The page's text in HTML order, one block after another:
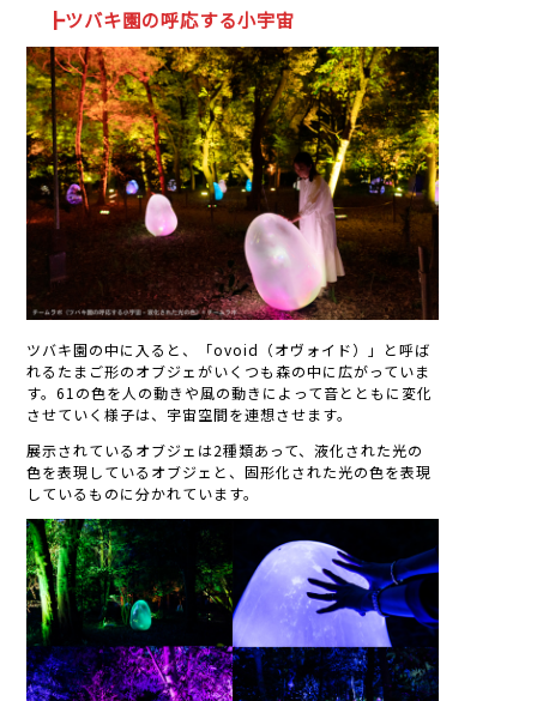
┣ツバキ園の呼応する小宇宙
ツバキ園の中に入ると、「ovoid（オヴォイド）」と呼ば
れるたまご形のオブジェがいくつも森の中に広がっていま
す。61の色を人の動きや風の動きによって音とともに変化
させていく様子は、宇宙空間を連想させます。
展示されているオブジェは2種類あって、液化された光の
色を表現しているオブジェと、固形化された光の色を表現
しているものに分かれています。